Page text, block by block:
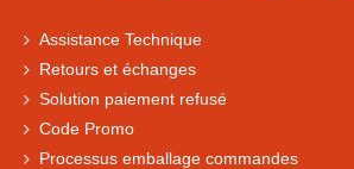
Assistance Technique
Retours et échanges
Solution paiement refusé
Code Promo
Processus emballage commandes